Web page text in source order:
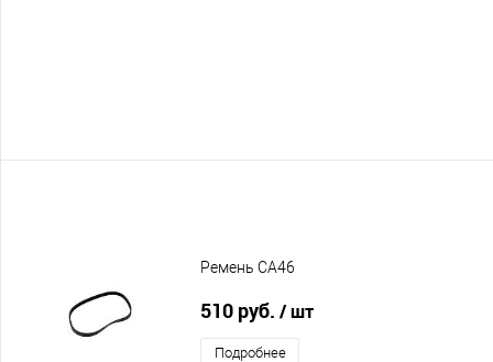
Ремень CA46
510 руб. / шт
Подробнее